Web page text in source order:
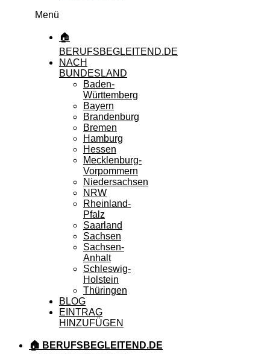
Menü
🏠
BERUFSBEGLEITEND.DE
NACH
BUNDESLAND
Baden-
Württemberg
Bayern
Brandenburg
Bremen
Hamburg
Hessen
Mecklenburg-
Vorpommern
Niedersachsen
NRW
Rheinland-
Pfalz
Saarland
Sachsen
Sachsen-
Anhalt
Schleswig-
Holstein
Thüringen
BLOG
EINTRAG
HINZUFÜGEN
🏠 BERUFSBEGLEITEND.DE